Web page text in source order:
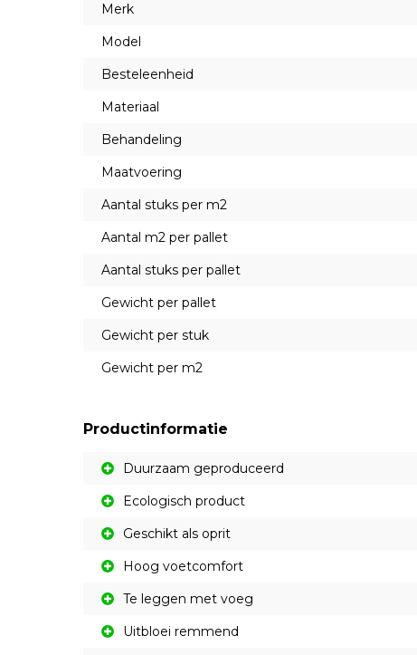
Merk
Model
Besteleenheid
Materiaal
Behandeling
Maatvoering
Aantal stuks per m2
Aantal m2 per pallet
Aantal stuks per pallet
Gewicht per pallet
Gewicht per stuk
Gewicht per m2
Productinformatie
Duurzaam geproduceerd
Ecologisch product
Geschikt als oprit
Hoog voetcomfort
Te leggen met voeg
Uitbloei remmend